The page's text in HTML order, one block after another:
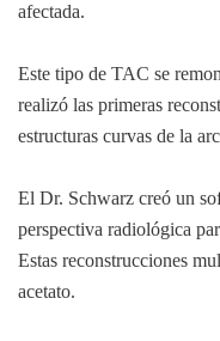
afectada.
Este tipo de TAC se
realizó las primeras
estructuras curvas de la
El Dr. Schwarz creó un
perspectiva radiológica
Estas reconstrucciones
acetato.